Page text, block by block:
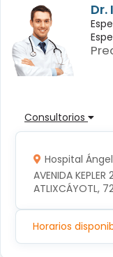
Consultorios
Hospital
AVENIDA KEPLER
ATLIXCÁYOTL,
Horarios